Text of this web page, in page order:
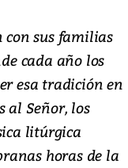
sus familias
cada año los
esa tradición en
al Señor, los
litúrgica
horas de la